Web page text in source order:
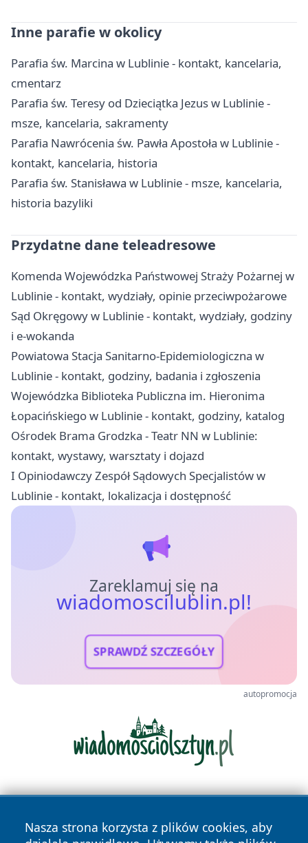
Inne parafie w okolicy
Parafia św. Marcina w Lublinie - kontakt, kancelaria,
cmentarz
Parafia św. Teresy od Dzieciątka Jezus w Lublinie -
msze, kancelaria, sakramenty
Parafia Nawrócenia św. Pawła Apostoła w Lublinie -
kontakt, kancelaria, historia
Parafia św. Stanisława w Lublinie - msze, kancelaria,
historia bazyliki
Przydatne dane teleadresowe
Komenda Wojewódzka Państwowej Straży Pożarnej w
Lublinie - kontakt, wydziały, opinie przeciwpożarowe
Sąd Okręgowy w Lublinie - kontakt, wydziały, godziny
i e-wokanda
Powiatowa Stacja Sanitarno-Epidemiologiczna w
Lublinie - kontakt, godziny, badania i zgłoszenia
Wojewódzka Biblioteka Publiczna im. Hieronima
Łopacińskiego w Lublinie - kontakt, godziny, katalog
Ośrodek Brama Grodzka - Teatr NN w Lublinie:
kontakt, wystawy, warsztaty i dojazd
I Opiniodawczy Zespół Sądowych Specjalistów w
Lublinie - kontakt, lokalizacja i dostępność
Zareklamuj się na
wiadomoscilublin.pl!
SPRAWDŹ SZCZEGÓŁY
autopromocja
Nasza strona korzysta z plików cookies, aby